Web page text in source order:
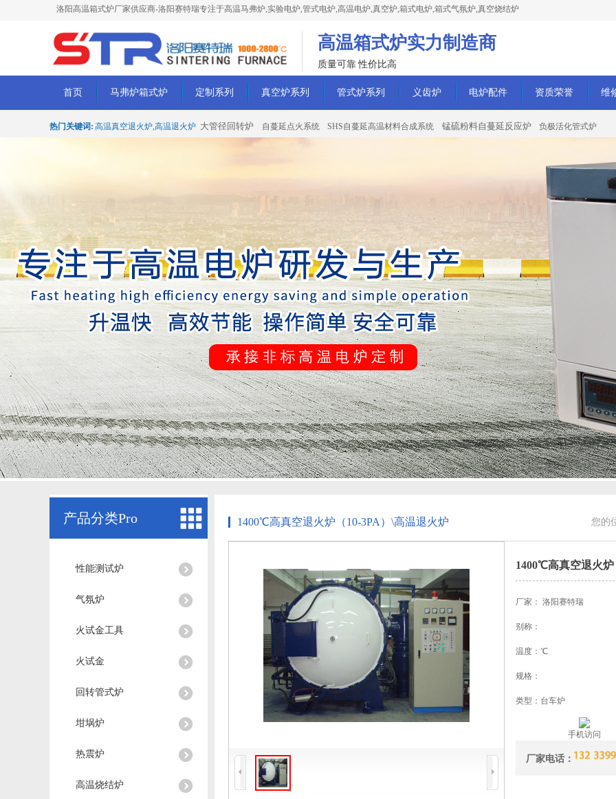
洛阳高温箱式炉厂家供应商-洛阳赛特瑞专注于高温马弗炉,实验电炉,管式电炉,高温电炉,真空炉,箱式电炉,箱式气氛炉,真空烧结炉
高温箱式炉实力制造商
质量可靠 性价比高
首页 马弗炉箱式炉 定制系列 真空炉系列 管式炉系列 义齿炉 电炉配件 资质荣誉 维
热门关键词: 高温真空退火炉,高温退火炉 大管径回转炉 自蔓延点火系统 SHS自蔓延高温材料合成系统 锰硫粉料自蔓延反应炉 负极活化管式炉
产品分类Pro
性能测试炉
气氛炉
火试金工具
火试金
回转管式炉
坩埚炉
热震炉
高温烧结炉
1400℃高真空退火炉（10-3PA）\高温退火炉 您的
1400℃高真空退火
厂家： 洛阳赛特瑞
别称：
温度：℃
规格：
类型：台车炉
手机访问
厂家电话：